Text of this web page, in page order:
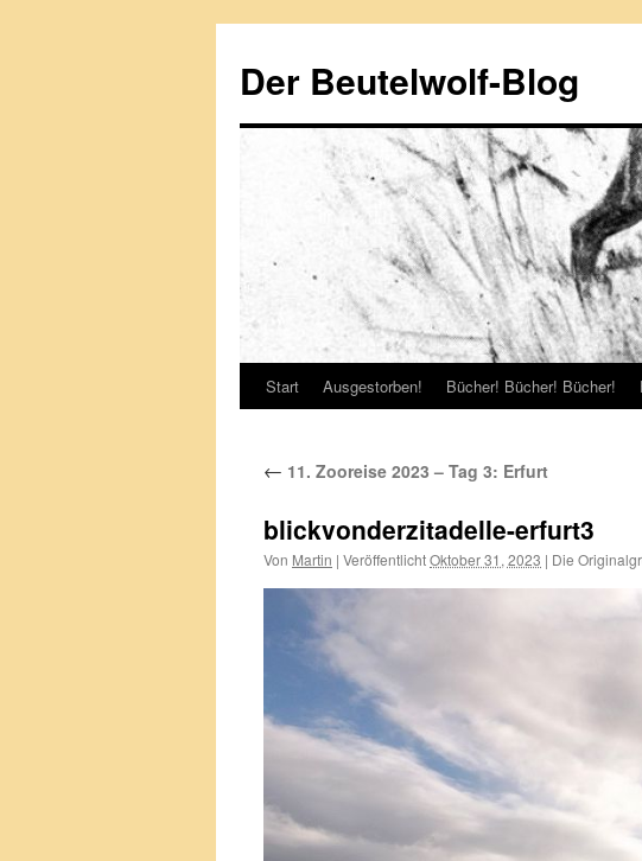
springen
Der Beutelwolf-Blog
Start Ausgestorben! Bücher! Bücher! Bücher!
← 11. Zooreise 2023 – Tag 3: Erfurt
blickvonderzitadelle-erfurt3
Von Martin | VeröffentlichtOktober 31, 2023 | Die